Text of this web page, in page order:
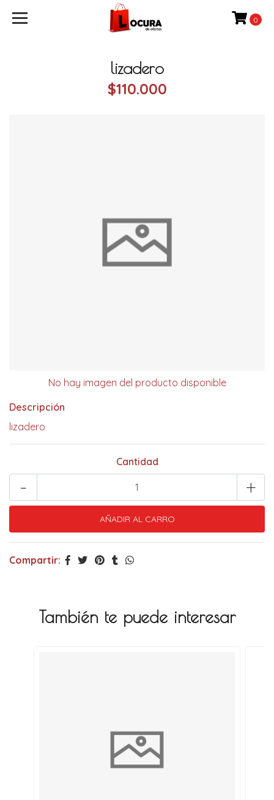
0
lizadero
$110.000
No hay imagen del producto disponible
Descripción
lizadero
Cantidad
+
-
Compartir:
También te puede interesar